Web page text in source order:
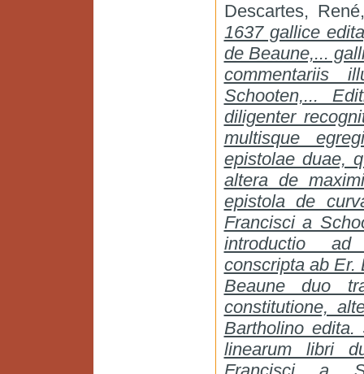
Descartes,
1637 gallice
de Beaune,...
commentariis
Schooten,...
diligenter
multisque
epistolae duae,
altera de
epistola de
Francisci a
introductio ad
conscripta ab Er.
Beaune duo
constitutione,
Bartholino
linearum libri